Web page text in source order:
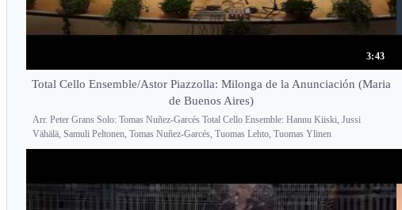
3:43
Total Cello Ensemble/Astor Piazzolla: Milonga de la Anunciación (Maria
de Buenos Aires)
Arr. Peter Grans Solo: Tomas Nuñez-Garcés Total Cello Ensemble: Hannu Kiiski, Jussi
Vähälä, Samuli Peltonen, Tomas Nuñez-Garcés, Tuomas Lehto, Tuomas Ylinen